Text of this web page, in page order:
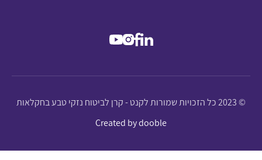
© 2023 כל הזכויות שמורות לקנט - קרן לביטוח נזקי טבע בחקלאות
Created by dooble